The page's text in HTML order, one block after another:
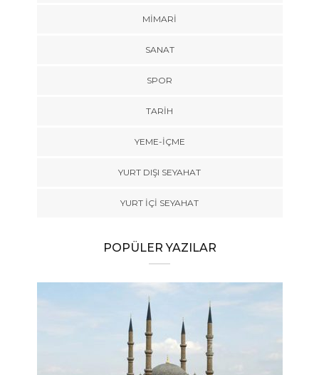
MIMARI
SANAT
SPOR
TARİH
YEME-İÇME
YURT DIŞI SEYAHAT
YURT İÇİ SEYAHAT
POPÜLER YAZILAR